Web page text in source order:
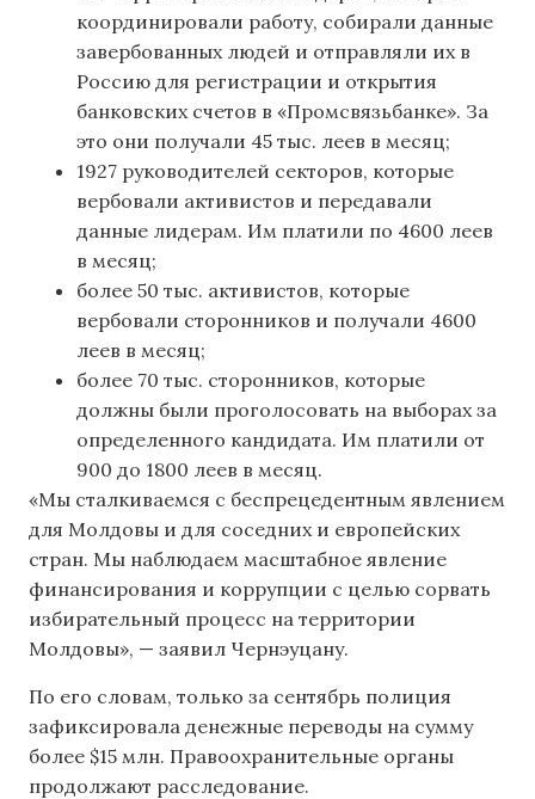
координировали работу, собирали данные
завербованных людей и отправляли их в
Россию для регистрации и открытия
банковских счетов в «Промсвязьбанке». За
это они получали 45 тыс. леев в месяц;
1927 руководителей секторов, которые
вербовали активистов и передавали
данные лидерам. Им платили по 4600 леев
в месяц;
более 50 тыс. активистов, которые
вербовали сторонников и получали 4600
леев в месяц;
более 70 тыс. сторонников, которые
должны были проголосовать на выборах за
определенного кандидата. Им платили от
900 до 1800 леев в месяц.
«Мы сталкиваемся с беспрецедентным явлением
для Молдовы и для соседних и европейских
стран. Мы наблюдаем масштабное явление
финансирования и коррупции с целью сорвать
избирательный процесс на территории
Молдовы», — заявил Чернэуцану.
По его словам, только за сентябрь полиция
зафиксировала денежные переводы на сумму
более $15 млн. Правоохранительные органы
продолжают расследование.